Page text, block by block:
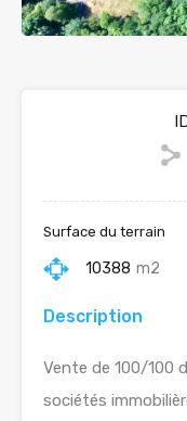
Surface du terrain
10388 m2
Description
Vente de 100/100
sociétés